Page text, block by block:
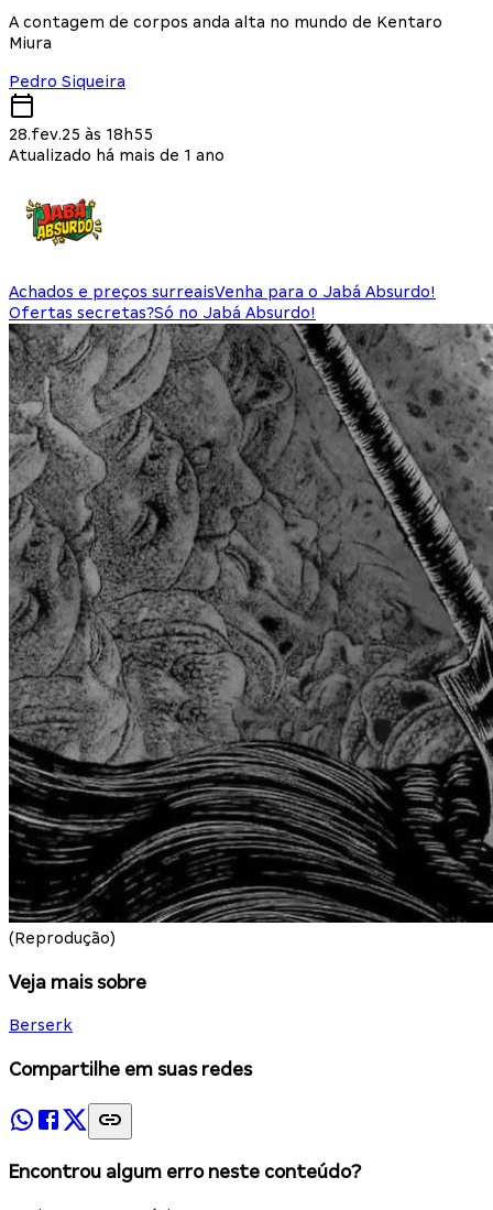
A contagem de corpos anda alta no mundo de Kentaro
Miura
Pedro Siqueira
28.fev.25 às 18h55
Atualizado há mais de 1 ano
Achados e preços surreaisVenha para o Jabá Absurdo!
Ofertas secretas?Só no Jabá Absurdo!
(Reprodução)
Veja mais sobre
Berserk
Compartilhe em suas redes
Encontrou algum erro neste conteúdo?